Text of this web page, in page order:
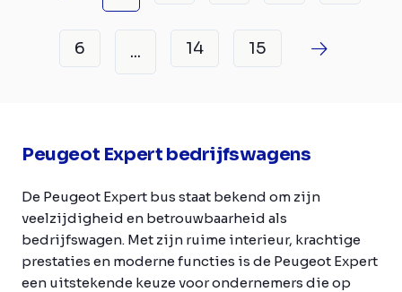
6 ... 14 15
Peugeot Expert bedrijfswagens
De Peugeot Expert bus staat bekend om zijn
veelzijdigheid en betrouwbaarheid als
bedrijfswagen. Met zijn ruime interieur, krachtige
prestaties en moderne functies is de Peugeot Expert
een uitstekende keuze voor ondernemers die op